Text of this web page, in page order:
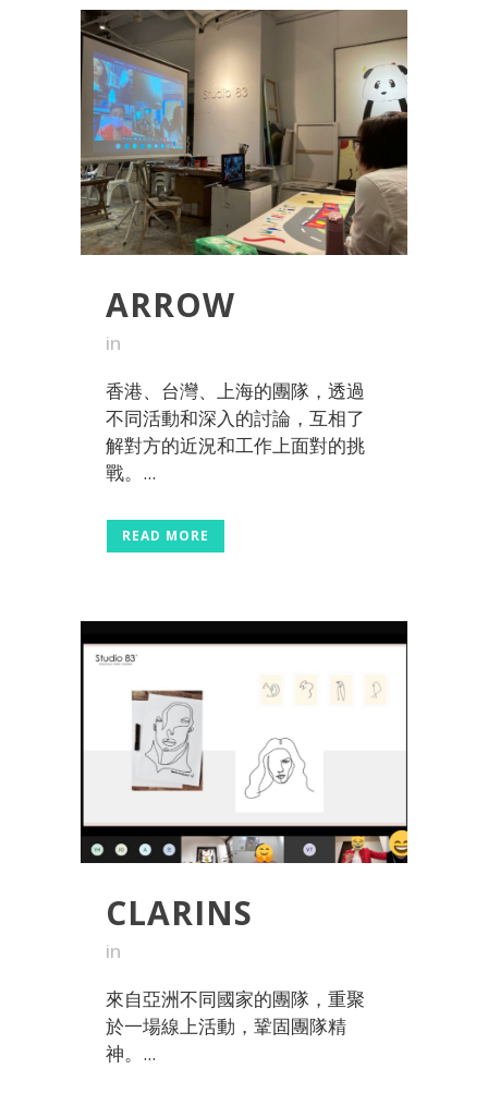
ARROW
in
香港、台灣、上海的團隊，透過
不同活動和深入的討論，互相了
解對方的近況和工作上面對的挑
戰。...
READ MORE
CLARINS
in
來自亞洲不同國家的團隊，重聚
於一場線上活動，鞏固團隊精
神。...